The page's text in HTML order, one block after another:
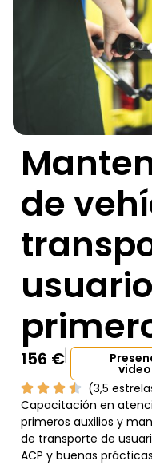
de
156 €
(3,5
Capacitación en
primeros auxilios y
de transporte de
ACP y buenas